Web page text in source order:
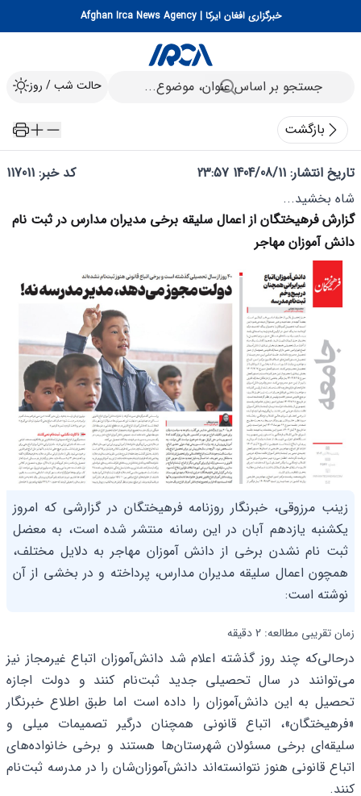
خبرگزاری افغان ایرکا | Afghan Irca News Agency
حالت شب / روز
بازگشت
تاریخ انتشار: 1404/08/11 23:57
کد خبر: 117011
شاه بخشید...
گزارش فرهیختگان از اعمال سلیقه برخی مدیران مدارس در ثبت نام
دانش آموزان مهاجر
زینب مرزوقی، خبرنگار روزنامه فرهیختگان در گزارشی که امروز
یکشنبه یازدهم آبان در این رسانه منتشر شده است، به معضل
ثبت نام نشدن برخی از دانش آموزان مهاجر به دلایل مختلف،
همچون اعمال سلیقه مدیران مدارس، پرداخته و در بخشی از آن
نوشته است:
زمان تقریبی مطالعه: 2 دقیقه
درحالی‌که چند روز گذشته اعلام شد دانش‌آموزان اتباع غیرمجاز نیز
می‌توانند در سال تحصیلی جدید ثبت‌نام کنند و دولت اجازه
تحصیل به این دانش‌آموزان را داده است اما طبق اطلاع خبرنگار
«فرهیختگان»، اتباع قانونی همچنان درگیر تصمیمات میلی و
سلیقه‌ای برخی مسئولان شهرستان‌ها هستند و برخی خانواده‌های
اتباع قانونی هنوز نتوانسته‌اند دانش‌آموزان‌شان را در مدرسه ثبت‌نام
کنند.